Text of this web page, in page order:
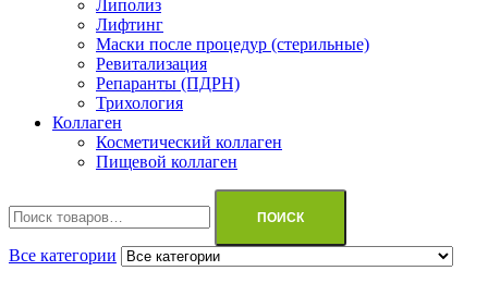
Липолиз
Лифтинг
Маски после процедур (стерильные)
Ревитализация
Репаранты (ПДРН)
Трихология
Коллаген
Косметический коллаген
Пищевой коллаген
ПОИСК
Все категории